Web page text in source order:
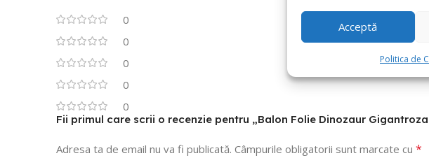
Acceptă
Politica de
0
0
0
0
0
Fii primul care scrii o recenzie pentru „Balon Folie Dinozaur
Adresa ta de email nu va fi publicată. Câmpurile obligatorii sunt marcate cu *